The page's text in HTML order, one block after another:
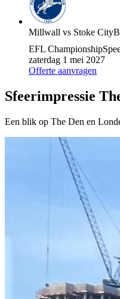
Millwall vs Stoke City
EFL Championship
zaterdag 1 mei 2027
Offerte aanvragen
Sfeerimpressie
Een blik op The Den en